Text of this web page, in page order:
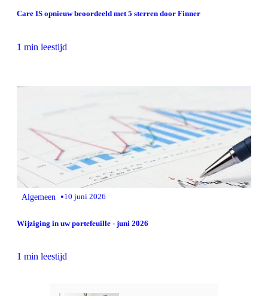
Care IS opnieuw beoordeeld met 5 sterren door Finner
1 min leestijd
Algemeen •10 juni 2026
Wijziging in uw portefeuille - juni 2026
1 min leestijd